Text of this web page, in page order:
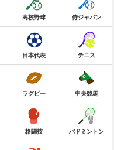
高校野球 侍ジャパン
日本代表 テニス
ラグビー 中央競馬
格闘技 バドミントン